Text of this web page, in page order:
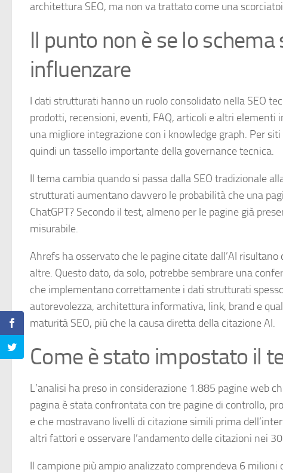
architettura SEO, ma non va trattato come una
Il punto non è se lo
influenzare
I dati strutturati hanno un ruolo consolidato nella SEO
prodotti, recensioni, eventi, FAQ, articoli e altri
una migliore integrazione con i knowledge graph. Per
quindi un tassello importante della governance tecnica.
Il tema cambia quando si passa dalla SEO tradizionale
strutturati aumentano davvero le probabilità che una
ChatGPT? Secondo il test, almeno per le pagine già
misurabile.
Ahrefs ha osservato che le pagine citate dall’AI
altre. Questo dato, da solo, potrebbe sembrare una
che implementano correttamente i dati strutturati
autorevolezza, architettura informativa, link, brand e
maturità SEO, più che la causa diretta della citazione AI.
Come è stato impostato il
L’analisi ha preso in considerazione 1.885 pagine web
pagina è stata confrontata con tre pagine di controllo,
e che mostravano livelli di citazione simili prima
altri fattori e osservare l’andamento delle citazioni nei
Il campione più ampio analizzato comprendeva 6